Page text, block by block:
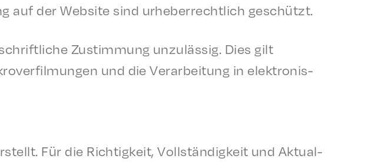
auf der Website sind urhe­ber­rechtlich geschützt.
Zustim­mung unzuläs­sig. Dies gilt
und die Verar­beitung in elek­tro­n­is­
Für die Richtigkeit, Voll­ständigkeit und Aktu­al­